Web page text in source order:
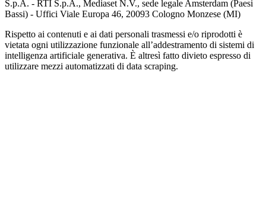
S.p.A. - RTI S.p.A., Mediaset N.V., sede legale Amsterdam (Paesi
Bassi) - Uffici Viale Europa 46, 20093 Cologno Monzese (MI)
Rispetto ai contenuti e ai dati personali trasmessi e/o riprodotti è
vietata ogni utilizzazione funzionale all’addestramento di sistemi di
intelligenza artificiale generativa. È altresì fatto divieto espresso di
utilizzare mezzi automatizzati di data scraping.